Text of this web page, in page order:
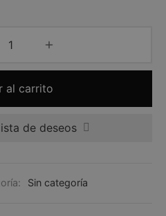
al carrito
de deseos
Sin categoría